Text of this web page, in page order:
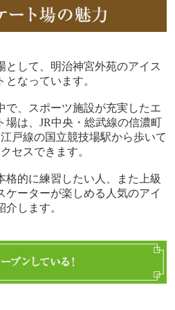
して、 明治神宮外苑のアイス
なっています。
で、スポーツ施設が充実したエ
は、 JR中央・総武線の信濃町
戸線の国立競技場駅から歩いて
セスできます。
格的に練習したい人、また上級
ケーターが楽しめる人気のアイ
します。